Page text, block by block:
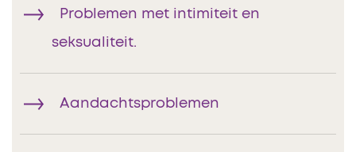
Problemen met intimiteit en
seksualiteit.
Aandachtsproblemen